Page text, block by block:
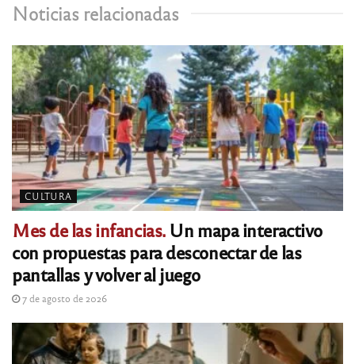
Noticias relacionadas
CULTURA
Mes de las infancias.Un mapa interactivo
con propuestas para desconectar de las
pantallas y volver al juego
7 de agosto de 2026